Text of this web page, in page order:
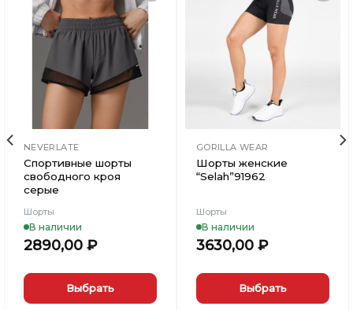
Добавить
в
Вишлист
NEVERLATE
Спортивные шорты
свободного кроя
серые
Шорты
В наличии
2890,00 ₽
Выбрать
Добавить
GORILLA WEAR
Шорты женские
“Selah”91962
Шорты
В наличии
3630,00 ₽
Выбрать